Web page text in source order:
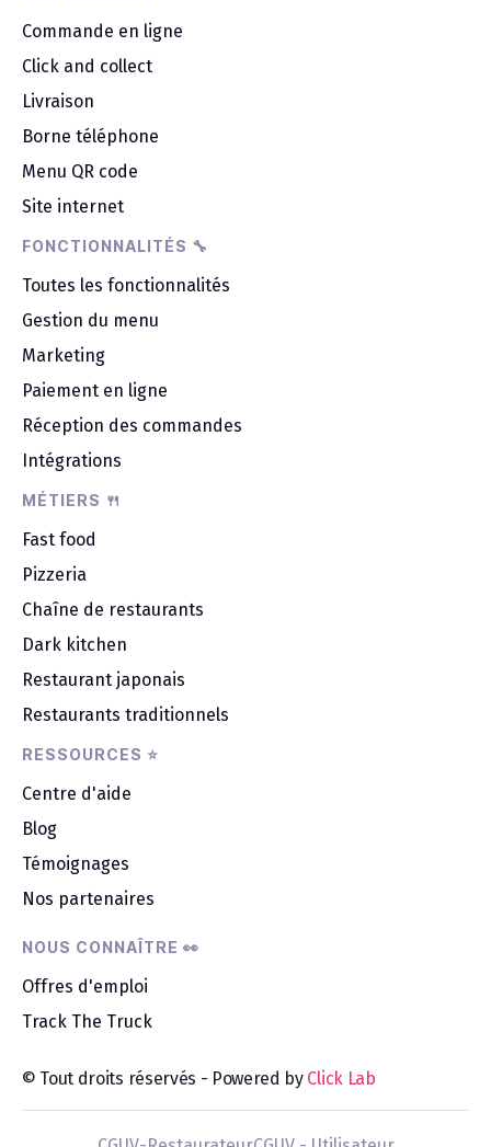
Commande en ligne
Click and collect
Livraison
Borne téléphone
Menu QR code
Site internet
FONCTIONNALITÉS 🔧
Toutes les fonctionnalités
Gestion du menu
Marketing
Paiement en ligne
Réception des commandes
Intégrations
MÉTIERS 🍴
Fast food
Pizzeria
Chaîne de restaurants
Dark kitchen
Restaurant japonais
Restaurants traditionnels
RESSOURCES ⭐
Centre d'aide
Blog
Témoignages
Nos partenaires
NOUS CONNAÎTRE 👀
Offres d'emploi
Track The Truck
© Tout droits réservés - Powered by Click Lab